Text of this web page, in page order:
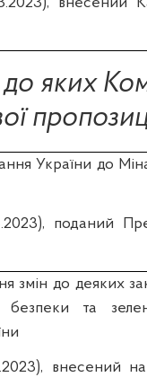
яких
України до
поданий
змін до деяких
безпеки та
внесений